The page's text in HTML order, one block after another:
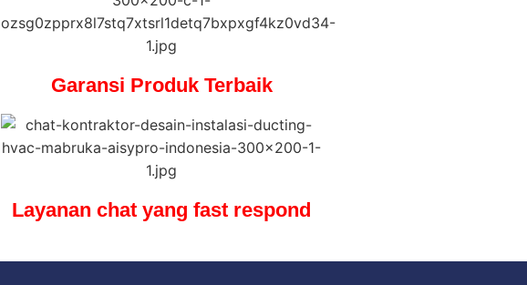
Garansi Produk Terbaik
Layanan chat yang fast respond